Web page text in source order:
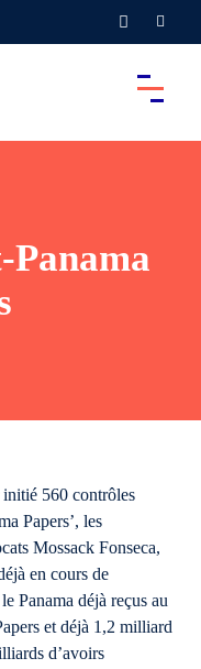
Panama
560 contrôles
Papers’, les
Mossack Fonseca,
en cours de
Panama déjà reçus au
et déjà 1,2 milliard
d’avoirs